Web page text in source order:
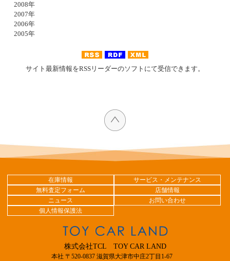
2008年
2007年
2006年
2005年
サイト最新情報をRSSリーダーのソフトにて受信できます。
在庫情報
サービス・メンテナンス
無料査定フォーム
店舗情報
ニュース
お問い合わせ
個人情報保護法
株式会社TCL TOY CAR LAND
本社 〒520-0837 滋賀県大津市中庄2丁目1-67